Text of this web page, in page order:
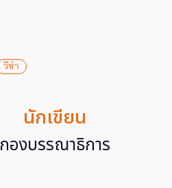
วีซ่า
นักเขียน
กองบรรณาธิการ